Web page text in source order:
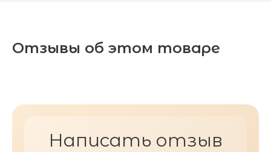
Отзывы об этом товаре
Написать отзыв